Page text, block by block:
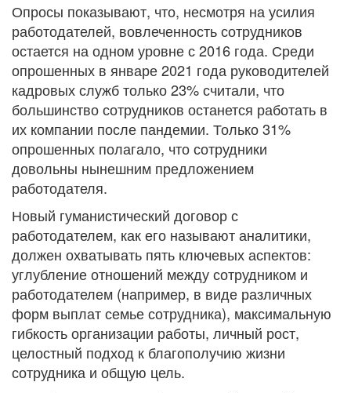
Опросы показывают, что, несмотря на усилия
работодателей, вовлеченность сотрудников
остается на одном уровне с 2016 года. Среди
опрошенных в январе 2021 года руководителей
кадровых служб только 23% считали, что
большинство сотрудников останется работать в
их компании после пандемии. Только 31%
опрошенных полагало, что сотрудники
довольны нынешним предложением
работодателя.
Новый гуманистический договор с
работодателем, как его называют аналитики,
должен охватывать пять ключевых аспектов:
углубление отношений между сотрудником и
работодателем (например, в виде различных
форм выплат семье сотрудника), максимальную
гибкость организации работы, личный рост,
целостный подход к благополучию жизни
сотрудника и общую цель.